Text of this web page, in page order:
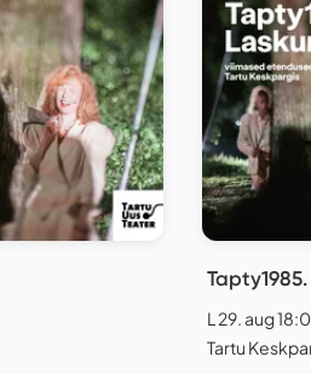
L 29. aug
Tartu